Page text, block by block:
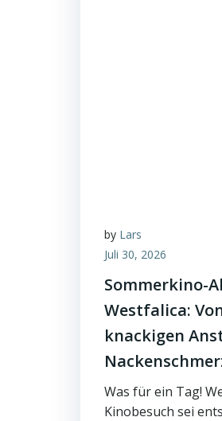
by Lars
Juli 30, 2026
Sommerkino-
Westfalica:
knackigen
Was für ein Tag!
Kinobesuch sei